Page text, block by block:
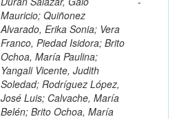
Mauricio; Quiñonez
Alvarado, Erika Sonia; Vera
Franco, Piedad Isidora; Brito
Ochoa, María Paulina;
Yangali Vicente, Judith
Soledad; Rodríguez López,
José Luis; Calvache, María
Belén; Brito Ochoa, María